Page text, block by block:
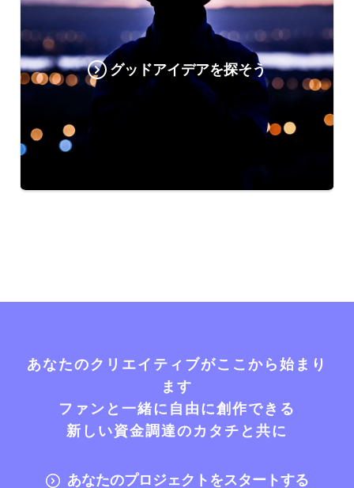
グッドアイデアを探そう
あなたのクリエイティブがここから始まり
ます
ファンと一緒に自由に創作できる
新しい資金調達のカタチと共に
あなたのプロジェクトをスタートする